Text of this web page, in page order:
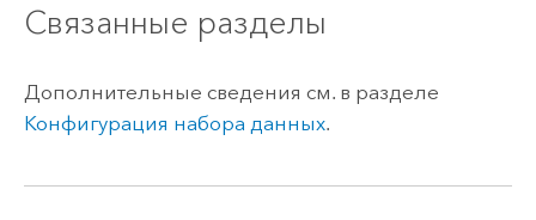
Связанные разделы
Дополнительные сведения см. в разделе
Конфигурация набора данных.